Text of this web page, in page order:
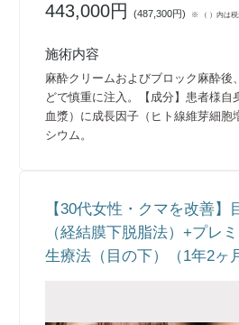
443,000円(487,300円) ※ （ ）内は
施術内容
麻酔クリームおよびブロック麻酔後
どで慎重に注入。【成分】患者様自
血漿）に成長因子（ヒト線維芽細胞
シウム。
【30代女性・クマを改善】
（経結膜下脱脂法）+プレ
生療法（目の下）（1年2ヶ